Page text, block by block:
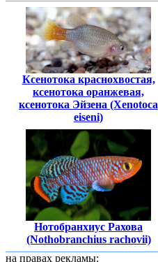
Ксенотока краснохвостая,
ксенотока оранжевая,
ксенотока Эйзена (Xenotoca
eiseni)
Нотобранхиус Рахова
(Nothobranchius rachovii)
на правах рекламы: